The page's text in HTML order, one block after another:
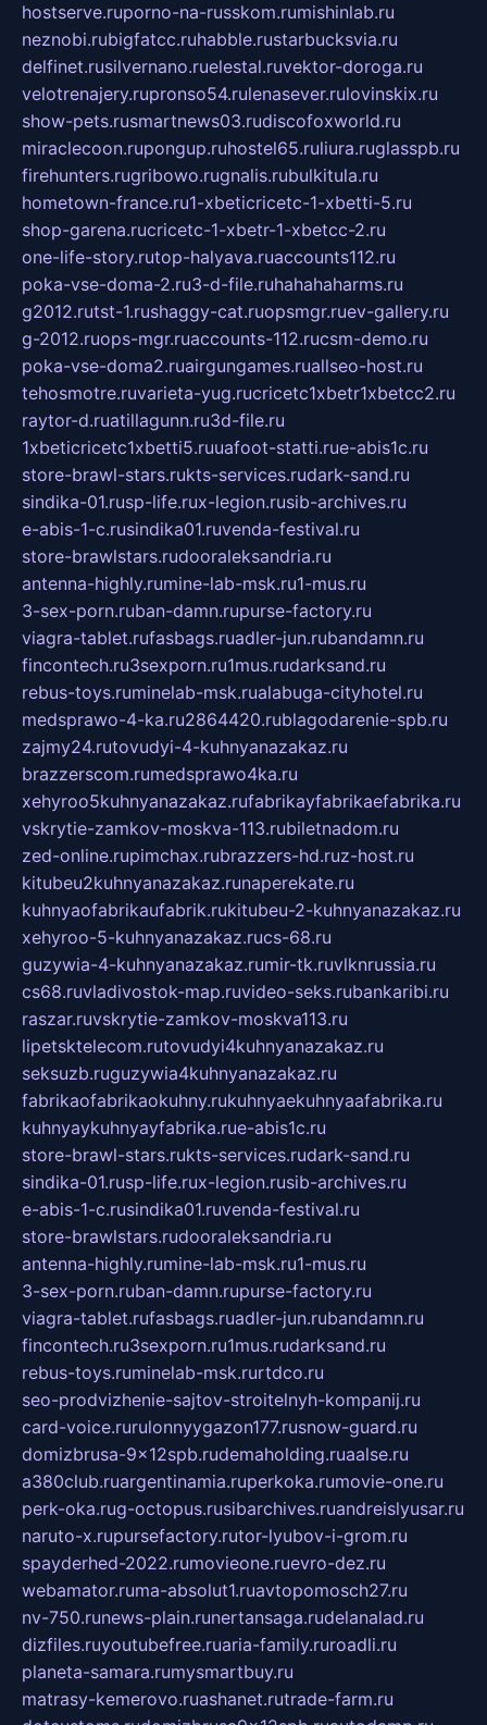
hostserve.ruporno-na-russkom.rumishinlab.ru
neznobi.rubigfatcc.ruhabble.rustarbucksvia.ru
delfinet.rusilvernano.ruelestal.ruvektor-doroga.ru
velotrenajery.rupronso54.rulenasever.rulovinskix.ru
show-pets.rusmartnews03.rudiscofoxworld.ru
miraclecoon.rupongup.ruhostel65.ruliura.ruglasspb.ru
firehunters.rugribowo.rugnalis.rubulkitula.ru
hometown-france.ru1-xbeticricetc-1-xbetti-5.ru
shop-garena.rucricetc-1-xbetr-1-xbetcc-2.ru
one-life-story.rutop-halyava.ruaccounts112.ru
poka-vse-doma-2.ru3-d-file.ruhahahaharms.ru
g2012.rutst-1.rushaggy-cat.ruopsmgr.ruev-gallery.ru
g-2012.ruops-mgr.ruaccounts-112.rucsm-demo.ru
poka-vse-doma2.ruairgungames.ruallseo-host.ru
tehosmotre.ruvarieta-yug.rucricetc1xbetr1xbetcc2.ru
raytor-d.ruatillagunn.ru3d-file.ru
1xbeticricetc1xbetti5.ruuafoot-statti.rue-abis1c.ru
store-brawl-stars.rukts-services.rudark-sand.ru
sindika-01.rusp-life.rux-legion.rusib-archives.ru
e-abis-1-c.rusindika01.ruvenda-festival.ru
store-brawlstars.rudooraleksandria.ru
antenna-highly.rumine-lab-msk.ru1-mus.ru
3-sex-porn.ruban-damn.rupurse-factory.ru
viagra-tablet.rufasbags.ruadler-jun.rubandamn.ru
fincontech.ru3sexporn.ru1mus.rudarksand.ru
rebus-toys.ruminelab-msk.rualabuga-cityhotel.ru
medsprawo-4-ka.ru2864420.rublagodarenie-spb.ru
zajmy24.rutovudyi-4-kuhnyanazakaz.ru
brazzerscom.rumedsprawo4ka.ru
xehyroo5kuhnyanazakaz.rufabrikayfabrikaefabrika.ru
vskrytie-zamkov-moskva-113.rubiletnadom.ru
zed-online.rupimchax.rubrazzers-hd.ruz-host.ru
kitubeu2kuhnyanazakaz.runaperekate.ru
kuhnyaofabrikaufabrik.rukitubeu-2-kuhnyanazakaz.ru
xehyroo-5-kuhnyanazakaz.rucs-68.ru
guzywia-4-kuhnyanazakaz.rumir-tk.ruvlknrussia.ru
cs68.ruvladivostok-map.ruvideo-seks.rubankaribi.ru
raszar.ruvskrytie-zamkov-moskva113.ru
lipetsktelecom.rutovudyi4kuhnyanazakaz.ru
seksuzb.ruguzywia4kuhnyanazakaz.ru
fabrikaofabrikaokuhny.rukuhnyaekuhnyaafabrika.ru
kuhnyaykuhnyayfabrika.rue-abis1c.ru
store-brawl-stars.rukts-services.rudark-sand.ru
sindika-01.rusp-life.rux-legion.rusib-archives.ru
e-abis-1-c.rusindika01.ruvenda-festival.ru
store-brawlstars.rudooraleksandria.ru
antenna-highly.rumine-lab-msk.ru1-mus.ru
3-sex-porn.ruban-damn.rupurse-factory.ru
viagra-tablet.rufasbags.ruadler-jun.rubandamn.ru
fincontech.ru3sexporn.ru1mus.rudarksand.ru
rebus-toys.ruminelab-msk.rurtdco.ru
seo-prodvizhenie-sajtov-stroitelnyh-kompanij.ru
card-voice.rurulonnyygazon177.rusnow-guard.ru
domizbrusa-9x12spb.rudemaholding.ruaalse.ru
a380club.ruargentinamia.ruperkoka.rumovie-one.ru
perk-oka.rug-octopus.rusibarchives.ruandreislyusar.ru
naruto-x.rupursefactory.rutor-lyubov-i-grom.ru
spayderhed-2022.rumovieone.ruevro-dez.ru
webamator.ruma-absolut1.ruavtopomosch27.ru
nv-750.runews-plain.runertansaga.rudelanalad.ru
dizfiles.ruyoutubefree.ruaria-family.ruroadli.ru
planeta-samara.rumysmartbuy.ru
matrasy-kemerovo.ruashanet.rutrade-farm.ru